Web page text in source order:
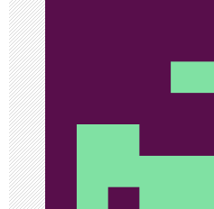
я
п
о
з
а
п